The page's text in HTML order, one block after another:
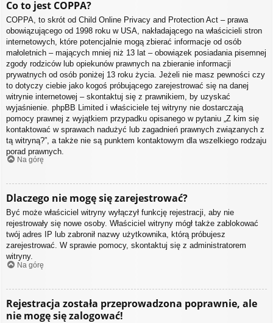
Co to jest COPPA?
COPPA, to skrót od Child Online Privacy and Protection Act – prawa
obowiązującego od 1998 roku w USA, nakładającego na właścicieli stron
internetowych, które potencjalnie mogą zbierać informacje od osób
małoletnich – mających mniej niż 13 lat – obowiązek posiadania pisemnej
zgody rodziców lub opiekunów prawnych na zbieranie informacji
prywatnych od osób poniżej 13 roku życia. Jeżeli nie masz pewności czy
to dotyczy ciebie jako kogoś próbującego zarejestrować się na danej
witrynie internetowej – skontaktuj się z prawnikiem, by uzyskać
wyjaśnienie. phpBB Limited i właściciele tej witryny nie dostarczają
pomocy prawnej z wyjątkiem przypadku opisanego w pytaniu „Z kim się
kontaktować w sprawach nadużyć lub zagadnień prawnych związanych z
tą witryną?”, a także nie są punktem kontaktowym dla wszelkiego rodzaju
porad prawnych.
Na górę
Dlaczego nie mogę się zarejestrować?
Być może właściciel witryny wyłączył funkcję rejestracji, aby nie
rejestrowały się nowe osoby. Właściciel witryny mógł także zablokować
twój adres IP lub zabronił nazwy użytkownika, którą próbujesz
zarejestrować. W sprawie pomocy, skontaktuj się z administratorem
witryny.
Na górę
Rejestracja została przeprowadzona poprawnie, ale
nie mogę się zalogować!